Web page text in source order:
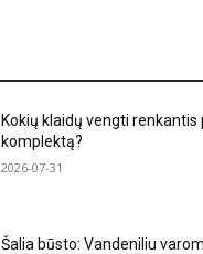
Kokių klaidų vengti renkantis
komplektą?
2026-07-31
Šalia būsto: Vandeniliu